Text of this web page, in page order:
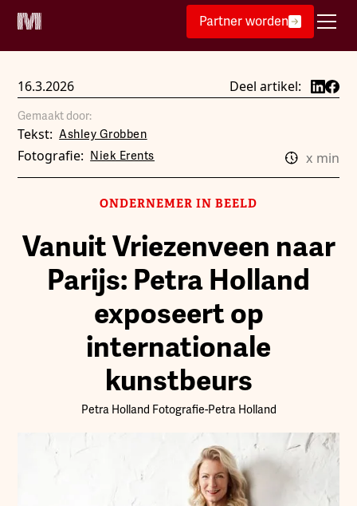
Partner worden
16.3.2026 Deel artikel:
Gemaakt door:
Tekst: Ashley Grobben
Fotografie: Niek Erents x min
ONDERNEMER IN BEELD
Vanuit Vriezenveen naar
Parijs: Petra Holland
exposeert op
internationale
kunstbeurs
Petra Holland Fotografie-Petra Holland